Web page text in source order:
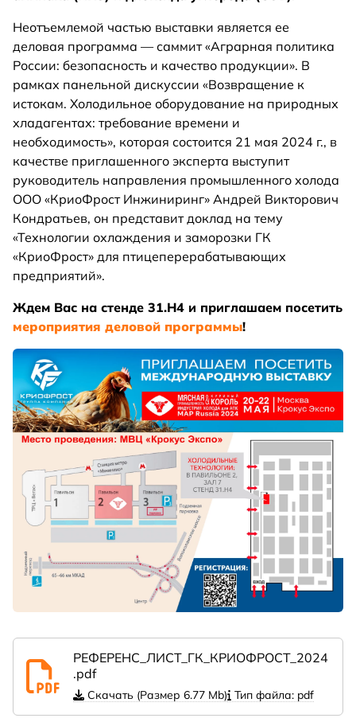
Неотъемлемой частью выставки является ее
деловая программа — саммит «Аграрная политика
России: безопасность и качество продукции». В
рамках панельной дискуссии «Возвращение к
истокам. Холодильное оборудование на природных
хладагентах: требование времени и
необходимость», которая состоится 21 мая 2024 г., в
качестве приглашенного эксперта выступит
руководитель направления промышленного холода
ООО «КриоФрост Инжиниринг» Андрей Викторович
Кондратьев, он представит доклад на тему
«Технологии охлаждения и заморозки ГК
«КриоФрост» для птицеперерабатывающих
предприятий».
Ждем Вас на стенде 31.H4 и приглашаем посетить
мероприятия деловой программы!
РЕФЕРЕНС_ЛИСТ_ГК_КРИОФРОСТ_2024
.pdf
Скачать (Размер 6.77 Mb) Тип файла: pdf